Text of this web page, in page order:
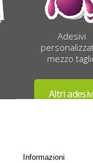
Adesivi
mezzo
Informazioni